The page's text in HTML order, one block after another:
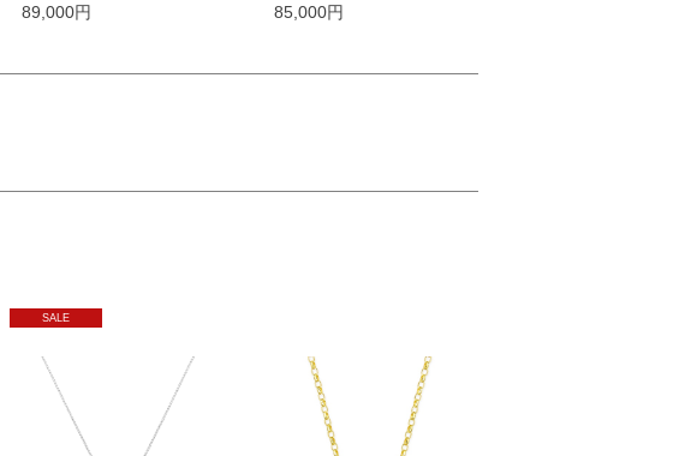
89,000円 85,000円
SALE